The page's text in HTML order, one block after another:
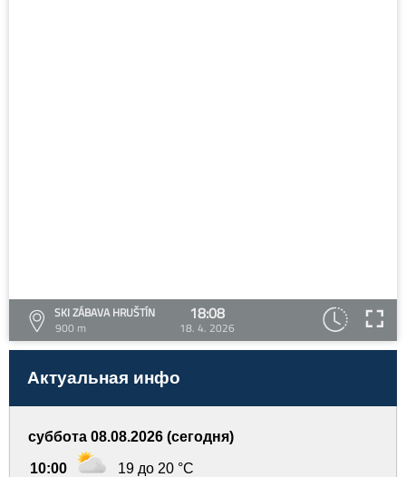
SKI ZÁBAVA HRUŠTÍN
900 m
18:08
18. 4. 2026
Актуальная инфо
суббота 08.08.2026 (сегодня)
10:00 19 до 20 °C